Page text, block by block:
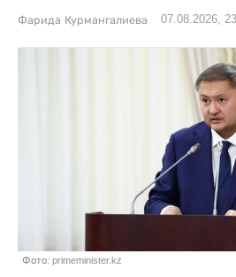
Фарида Курмангалиева 07.08.2026,
Фото: primeminister.kz